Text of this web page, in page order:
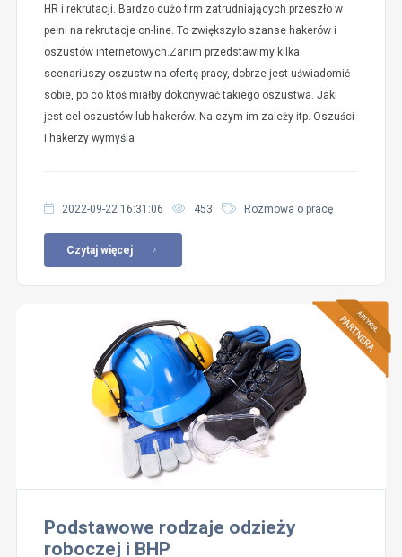
HR i rekrutacji. Bardzo dużo firm zatrudniających przeszło w
pełni na rekrutacje on-line. To zwiększyło szanse hakerów i
oszustów internetowych.Zanim przedstawimy kilka
scenariuszy oszustw na ofertę pracy, dobrze jest uświadomić
sobie, po co ktoś miałby dokonywać takiego oszustwa. Jaki
jest cel oszustów lub hakerów. Na czym im zależy itp. Oszuści
i hakerzy wymyśla
2022-09-22 16:31:06 453 Rozmowa o pracę
Czytaj więcej
Podstawowe rodzaje odzieży
roboczej i BHP